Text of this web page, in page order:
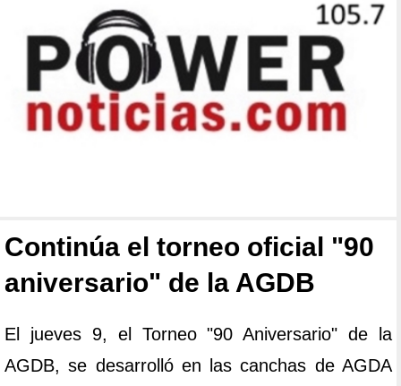
Continúa el torneo oficial "90
aniversario" de la AGDB
El jueves 9, el Torneo "90 Aniversario" de la
AGDB, se desarrolló en las canchas de AGDA